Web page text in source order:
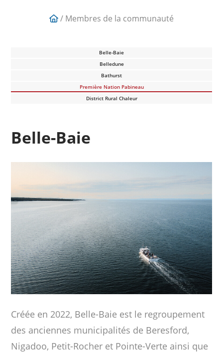
/ Membres de la communauté
Belle-Baie
Belledune
Bathurst
Première Nation Pabineau
District Rural Chaleur
Belle-Baie
Créée en 2022, Belle-Baie est le regroupement
des anciennes municipalités de Beresford,
Nigadoo, Petit-Rocher et Pointe-Verte ainsi que